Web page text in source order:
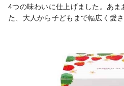
4つの味わいに仕上げました。あま
た、大人から子どもまで幅広く愛